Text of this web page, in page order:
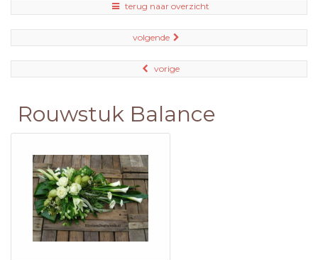
terug naar overzicht
volgende
vorige
Rouwstuk Balance